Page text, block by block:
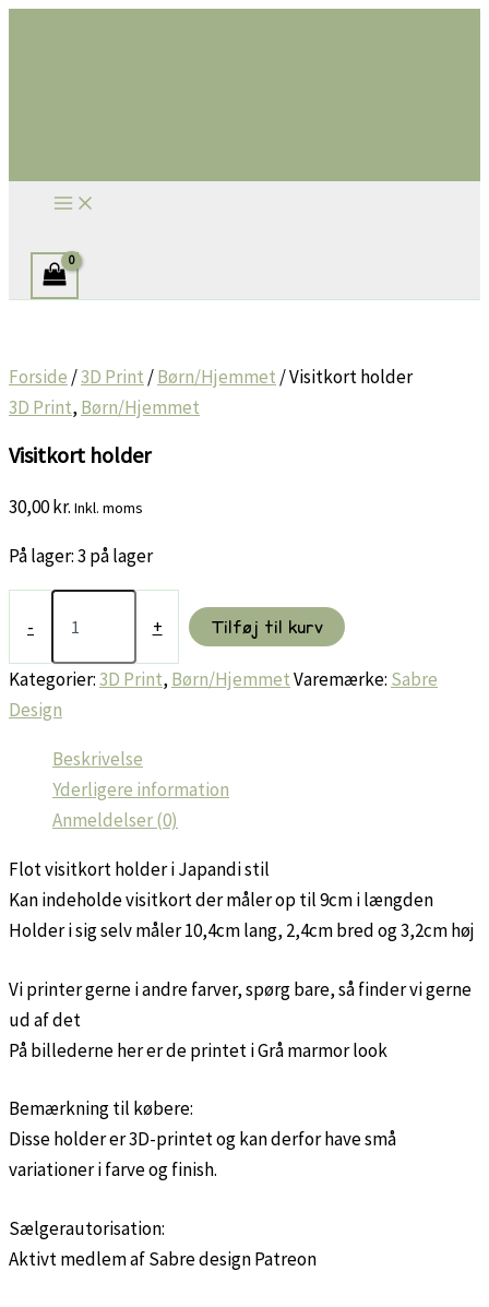
Forside /3D Print /Børn/Hjemmet / Visitkort holder
3D Print, Børn/Hjemmet
Visitkort holder
30,00kr. Inkl. moms
På lager:3 på lager
-
Visitkort
+ Tilføj til kurv
Kategorier:3D Print, Børn/HjemmetVaremærke: Sabre
Design
Beskrivelse
Yderligere information
Anmeldelser (0)
Flot visitkort holder i Japandi stil
Kan indeholde visitkort der måler op til 9cm i længden
Holder i sig selv måler 10,4cm lang, 2,4cm bred og 3,2cm høj
Vi printer gerne i andre farver, spørg bare, så finder vi gerne
ud af det
På billederne her er de printet i Grå marmor look
Bemærkning til købere:
Disse holder er 3D-printet og kan derfor have små
variationer i farve og finish.
Sælgerautorisation:
Aktivt medlem af Sabre design Patreon